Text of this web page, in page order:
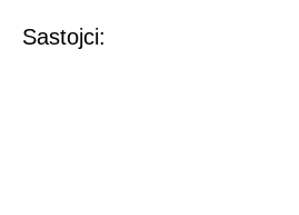
Sastojci: